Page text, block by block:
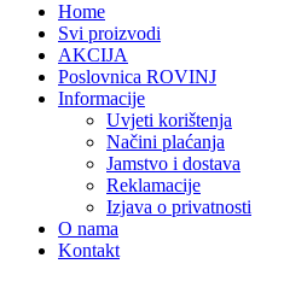
Home
Svi proizvodi
AKCIJA
Poslovnica ROVINJ
Informacije
Uvjeti korištenja
Načini plaćanja
Jamstvo i dostava
Reklamacije
Izjava o privatnosti
O nama
Kontakt